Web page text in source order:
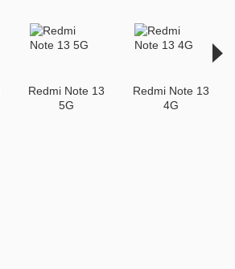
Redmi Note 13
5G
Redmi Note 13
4G